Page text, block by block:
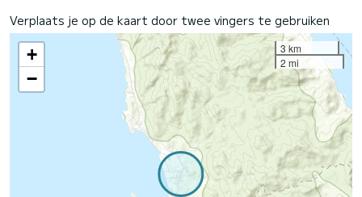
Verplaats je op de kaart door twee vingers te gebruiken
+
−
3 km
2 mi